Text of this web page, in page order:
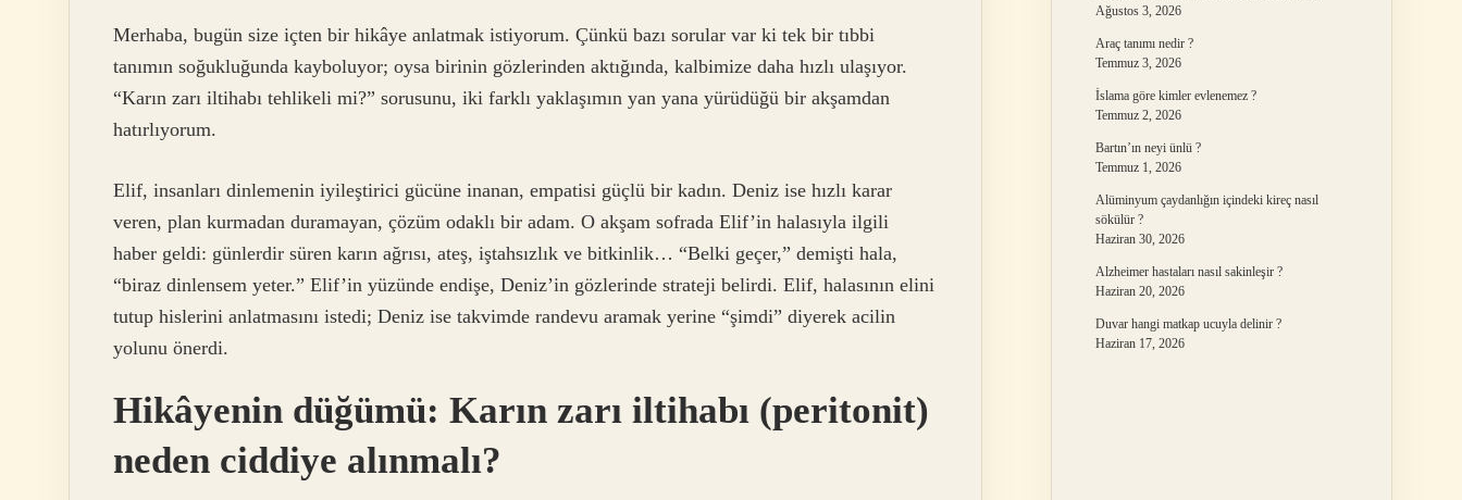
Merhaba, bugün size içten bir hikâye anlatmak istiyorum. Çünkü bazı sorular var ki tek bir tıbbi
tanımın soğukluğunda kayboluyor; oysa birinin gözlerinden aktığında, kalbimize daha hızlı ulaşıyor.
“Karın zarı iltihabı tehlikeli mi?” sorusunu, iki farklı yaklaşımın yan yana yürüdüğü bir akşamdan
hatırlıyorum.
Elif, insanları dinlemenin iyileştirici gücüne inanan, empatisi güçlü bir kadın. Deniz ise hızlı karar
veren, plan kurmadan duramayan, çözüm odaklı bir adam. O akşam sofrada Elif’in halasıyla ilgili
haber geldi: günlerdir süren karın ağrısı, ateş, iştahsızlık ve bitkinlik… “Belki geçer,” demişti hala,
“biraz dinlensem yeter.” Elif’in yüzünde endişe, Deniz’in gözlerinde strateji belirdi. Elif, halasının elini
tutup hislerini anlatmasını istedi; Deniz ise takvimde randevu aramak yerine “şimdi” diyerek acilin
yolunu önerdi.
Hikâyenin düğümü: Karın zarı iltihabı (peritonit)
neden ciddiye alınmalı?
Ağustos 3, 2026
Araç tanımı nedir ?
Temmuz 3, 2026
İslama göre kimler evlenemez ?
Temmuz 2, 2026
Bartın’ın neyi ünlü ?
Temmuz 1, 2026
Alüminyum çaydanlığın içindeki kireç nasıl
sökülür ?
Haziran 30, 2026
Alzheimer hastaları nasıl sakinleşir ?
Haziran 20, 2026
Duvar hangi matkap ucuyla delinir ?
Haziran 17, 2026